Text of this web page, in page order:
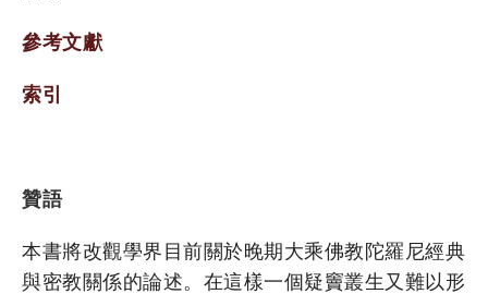
參考文獻
索引
贊語
本書將改觀學界目前關於晚期大乘佛教陀羅尼經典
與密教關係的論述。在這樣一個疑竇叢生又難以形